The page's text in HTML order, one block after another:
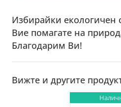
Избирайки екологичен
Вие помагате на
Благодарим Ви!
Вижте и другите